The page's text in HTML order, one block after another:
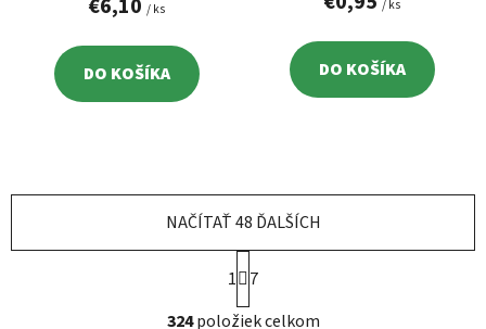
€6,10 / ks
DO KOŠÍKA
/ ks
DO KOŠÍKA
O
NAČÍTAŤ 48 ĎALŠÍCH
S
t
r
á
1
7
324položiek celkom